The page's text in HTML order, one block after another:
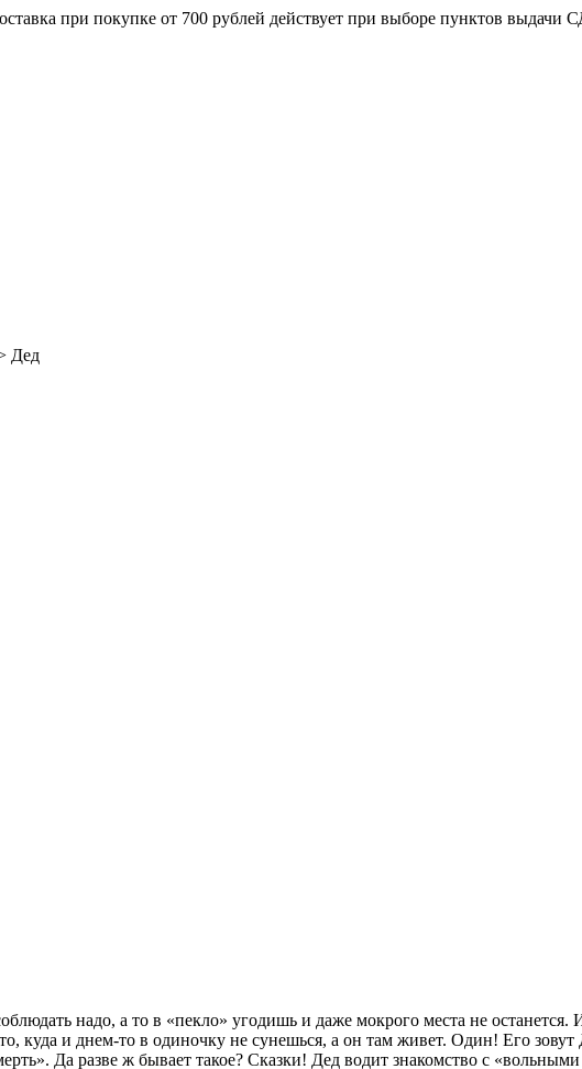
при покупке от 700 рублей действует при выборе пунктов выдачи
Дед
надо, а то в «пекло» угодишь и даже мокрого места не
куда и днем-то в одиночку не сунешься, а он там живет. Один! Его
Да разве ж бывает такое? Сказки! Дед водит знакомство с